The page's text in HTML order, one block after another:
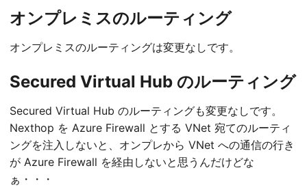
オンプレミスのルーティング
オンプレミスのルーティングは変更なしです。
Secured Virtual Hub のルーティング
Secured Virtual Hub のルーティングも変更なしです。
Nexthop を Azure Firewall とする VNet 宛てのルーティ
ングを注入しないと、オンプレから VNet への通信の行き
が Azure Firewall を経由しないと思うんだけどな
ぁ・・・